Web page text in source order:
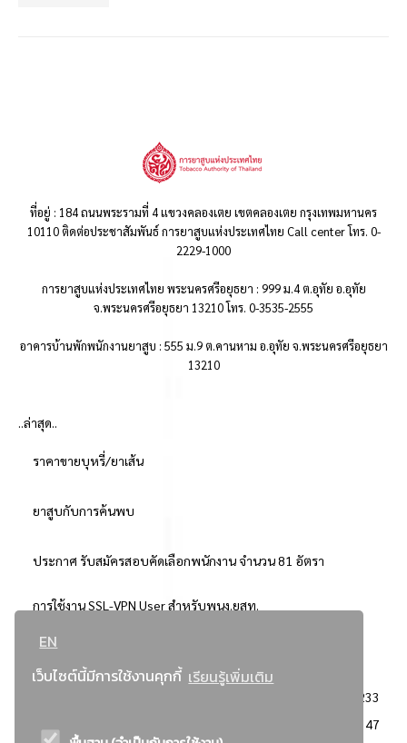
EN
เว็บไซต์นี้มีการใช้งานคุกกี้ เรียนรู้เพิ่มเติม
ที่อยู่ : 184 ถนนพระรามที่ 4 แขวงคลองเตย เขตคลองเตย กรุงเทพมหานคร
10110 ติดต่อประชาสัมพันธ์ การยาสูบแห่งประเทศไทย Call center โทร. 0-
2229-1000
การยาสูบแห่งประเทศไทย พระนครศรีอยุธยา : 999 ม.4 ต.อุทัย อ.อุทัย
จ.พระนครศรีอยุธยา 13210 โทร. 0-3535-2555
อาคารบ้านพักพนักงานยาสูบ : 555 ม.9 ต.คานหาม อ.อุทัย จ.พระนครศรีอยุธยา
13210
..ล่าสุด..
ราคาขายบุหรี่/ยาเส้น
ยาสูบกับการค้นพบ
ประกาศ รับสมัครสอบคัดเลือกพนักงาน จำนวน 81 อัตรา
การใช้งาน SSL-VPN User สำหรับพนง.ยสท.
..ยอดนิยม..
3233
2347